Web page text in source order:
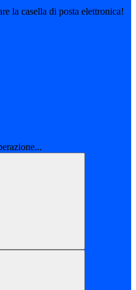
la casella di posta elettronica!